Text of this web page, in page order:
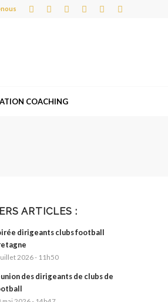
COACHING
ARTICLES :
dirigeants clubs football
2026 - 11h50
des dirigeants de clubs de